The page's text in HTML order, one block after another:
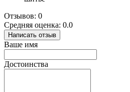
Отзывов: 0
Средняя оценка: 0.0
Написать отзыв
Ваше имя
Достоинства